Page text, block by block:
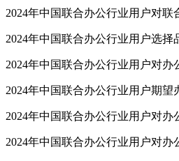
2024年中国联合办公行业用户对联
2024年中国联合办公行业用户选择
2024年中国联合办公行业用户对办
2024年中国联合办公行业用户期望
2024年中国联合办公行业用户对
2024年中国联合办公行业用户对